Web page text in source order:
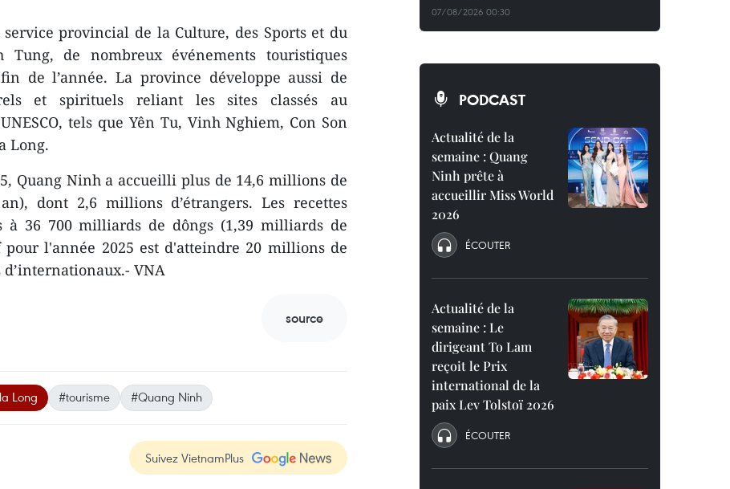
provincial de la Culture, des Sports et du
Tung, de nombreux événements touristiques
de l’année. La province développe aussi de
et spirituels reliant les sites classés au
tels que Yên Tu, Vinh Nghiem, Con Son
Long.
Quang Ninh a accueilli plus de 14,6 millions de
dont 2,6 millions d’étrangers. Les recettes
à 36 700 milliards de dôngs (1,39 milliards de
pour l'année 2025 est d'atteindre 20 millions de
VNA
source
Long #tourisme #Quang Ninh
Suivez VietnamPlus
07/08/2026 00:30
PODCAST
Actualité de la
semaine : Quang
Ninh prête à
accueillir Miss World
2026
ÉCOUTER
Actualité de la
semaine : Le
dirigeant To Lam
reçoit le Prix
international de la
paix Lev Tolstoï 2026
ÉCOUTER